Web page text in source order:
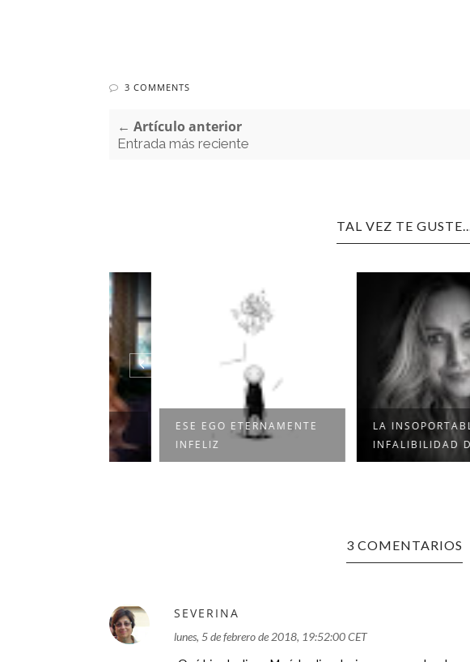
3 COMMENTS
← Artículo anterior
Entrada más reciente
TAL VEZ TE
ESE EGO ETERNAMENTE
INFELIZ
LA INSOPORTABLE
INFALIBILIDAD DEL S...
3 COMENTARIOS
SEVERINA
lunes, 5 de febrero de 2018, 19:52:00 CET